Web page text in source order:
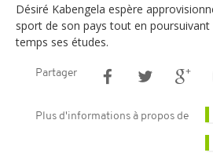
Désiré Kabengela espère
sport de son pays tout en poursuivant
temps ses études.
Partager
Plus d'informations à propos de